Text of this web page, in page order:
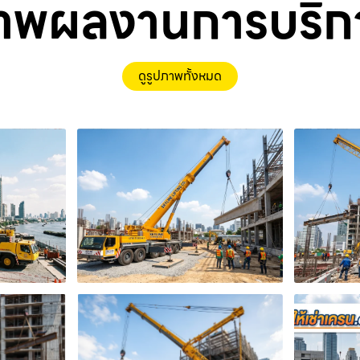
ผลงานการบริ
ดูรูปภาพทั้งหมด